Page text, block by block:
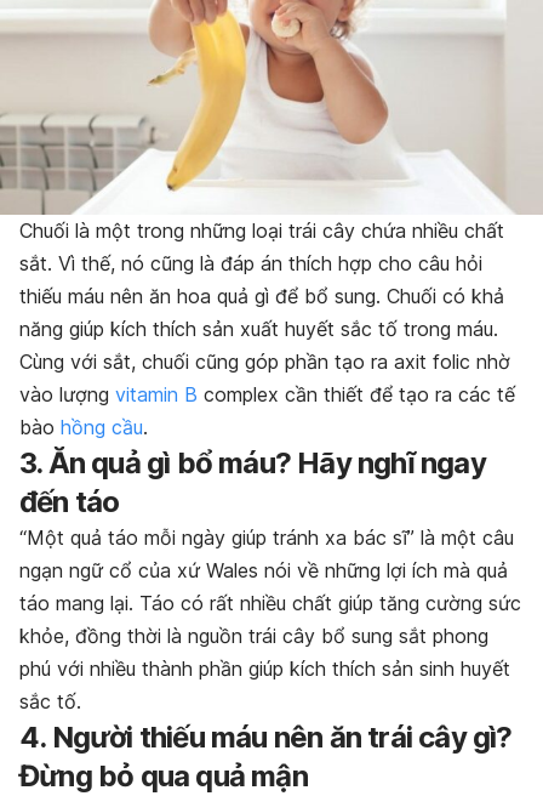
Chuối là một trong những loại trái cây chứa nhiều chất
sắt. Vì thế, nó cũng là đáp án thích hợp cho câu hỏi
thiếu máu nên ăn hoa quả gì để bổ sung. Chuối có khả
năng giúp kích thích sản xuất huyết sắc tố trong máu.
Cùng với sắt, chuối cũng góp phần tạo ra axit folic nhờ
vào lượng vitamin B complex cần thiết để tạo ra các tế
bào hồng cầu.
3. Ăn quả gì bổ máu? Hãy nghĩ ngay
đến táo
“Một quả táo mỗi ngày giúp tránh xa bác sĩ” là một câu
ngạn ngữ cổ của xứ Wales nói về những lợi ích mà quả
táo mang lại. Táo có rất nhiều chất giúp tăng cường sức
khỏe, đồng thời là nguồn trái cây bổ sung sắt phong
phú với nhiều thành phần giúp kích thích sản sinh huyết
sắc tố.
4. Người thiếu máu nên ăn trái cây gì?
Đừng bỏ qua quả mận